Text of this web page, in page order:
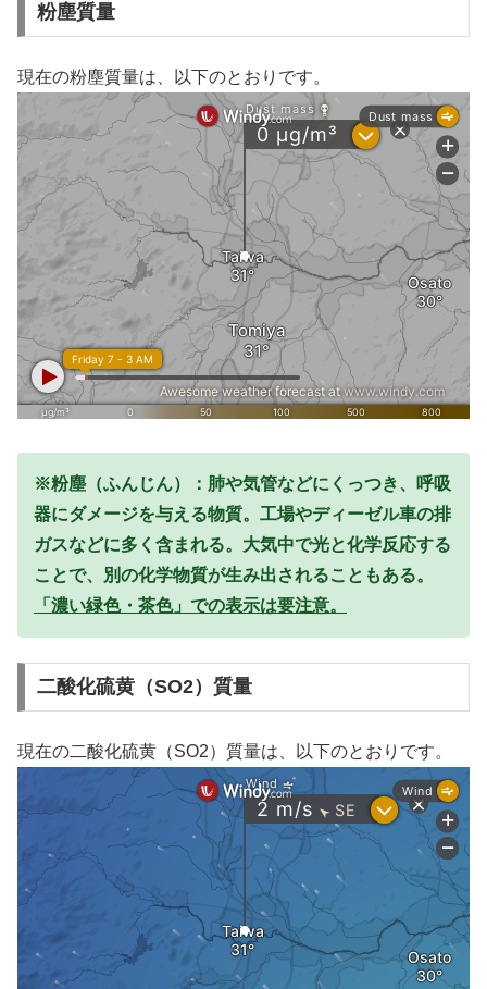
粉塵質量
現在の粉塵質量は、以下のとおりです。
※粉塵（ふんじん）：肺や気管などにくっつき、呼吸
器にダメージを与える物質。工場やディーゼル車の排
ガスなどに多く含まれる。大気中で光と化学反応する
ことで、別の化学物質が生み出されることもある。
「濃い緑色・茶色」での表示は要注意。
二酸化硫黄（SO2）質量
現在の二酸化硫黄（SO2）質量は、以下のとおりです。